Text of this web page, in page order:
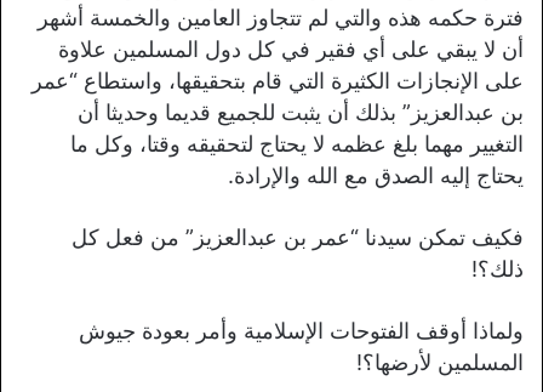
فترة حكمه هذه والتي لم تتجاوز العامين والخمسة أشهر
أن لا يبقي على أي فقير في كل دول المسلمين علاوة
على الإنجازات الكثيرة التي قام بتحقيقها، واستطاع “عمر
بن عبدالعزيز” بذلك أن يثبت للجميع قديما وحديثا أن
التغيير مهما بلغ عظمه لا يحتاج لتحقيقه وقتا، وكل ما
يحتاج إليه الصدق مع الله والإرادة.
فكيف تمكن سيدنا “عمر بن عبدالعزيز” من فعل كل
ذلك؟!
ولماذا أوقف الفتوحات الإسلامية وأمر بعودة جيوش
المسلمين لأرضها؟!